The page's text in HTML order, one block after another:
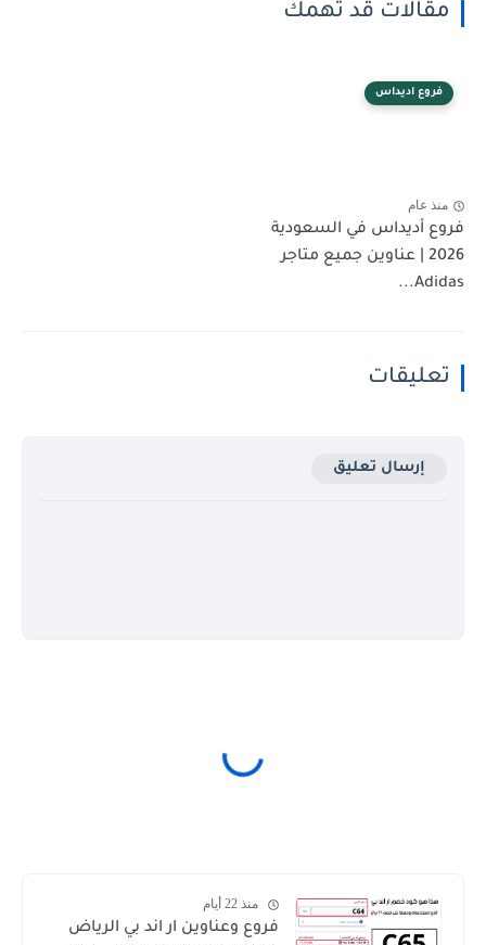
مقالات قد تهمك
فروع اديداس
منذ عام
فروع أديداس في السعودية
2026 | عناوين جميع متاجر
Adidas...
تعليقات
إرسال تعليق
منذ 22 أيام
فروع وعناوين ار اند بي الرياض